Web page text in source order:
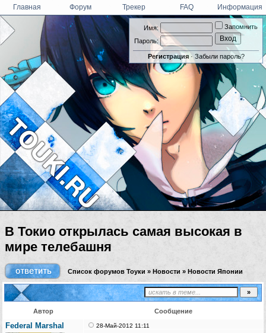
Имя:
Пароль:
Запомнить
Регистрация· Забыли пароль?
Главная Форум Трекер FAQ Информация
В Токио открылась самая высокая в
мире телебашня
Список форумов Тоуки » Новости » Новости Японии
Автор Сообщение
Federal Marshal 28-Май-2012 11:11